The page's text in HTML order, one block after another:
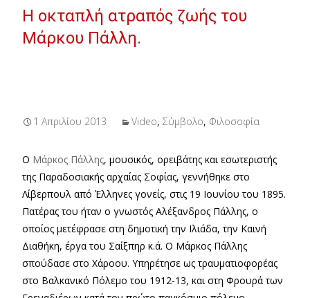
Η οκταπλή ατραπός ζωής του
Μάρκου Πάλλη.
1 Απριλίου 2013 Video, Σύμβολο, Φιλοσοφία
Ο Μάρκος Πάλλης, μουσικός, ορειβάτης και εσωτεριστής
της Παραδοσιακής αρχαίας Σοφίας, γεννήθηκε στο
Λίβερπουλ από Έλληνες γονείς, στις 19 Ιουνίου του 1895.
Πατέρας του ήταν ο γνωστός Αλέξανδρος Πάλλης, ο
οποίος μετέφρασε στη δημοτική την Ιλιάδα, την Καινή
Διαθήκη, έργα του Σαίξπηρ κ.ά. Ο Μάρκος Πάλλης
σπούδασε στο Χάροου. Υπηρέτησε ως τραυματιοφορέας
στο Βαλκανικό Πόλεμο του 1912-13, και στη Φρουρά των